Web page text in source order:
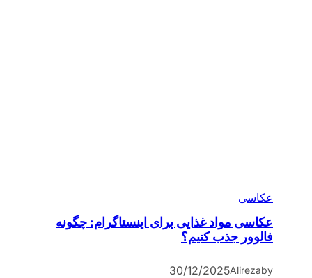
عکاسی
عکاسی مواد غذایی برای اینستاگرام: چگونه
فالوور جذب کنیم؟
by
Alireza
30/12/2025